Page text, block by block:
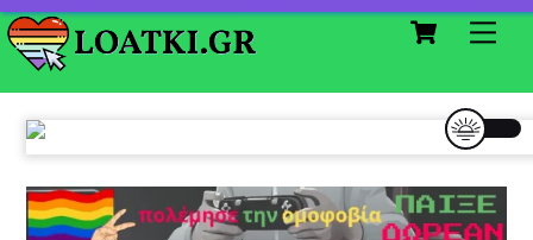
Skip
to
content
Cart